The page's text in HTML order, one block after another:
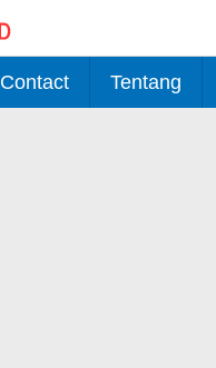
Contact Tentang